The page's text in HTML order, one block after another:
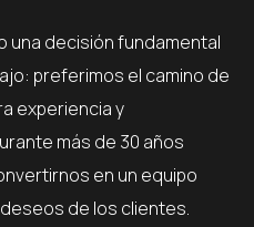
una decisión fundamental
preferimos el camino de
experiencia y
más de 30 años
en un equipo
de los clientes.